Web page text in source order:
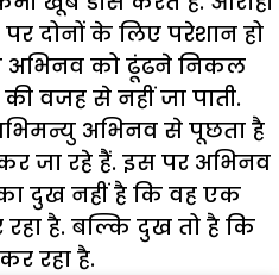
दोनों के लिए परेशान हो
अभिनव को ढूंढने निकल
वजह से नहीं जा पाती.
अभिनव से पूछता है
जा रहे हैं. इस पर अभिनव
दुख नहीं है कि वह एक
है. बल्कि दुख तो है कि
रहा है.